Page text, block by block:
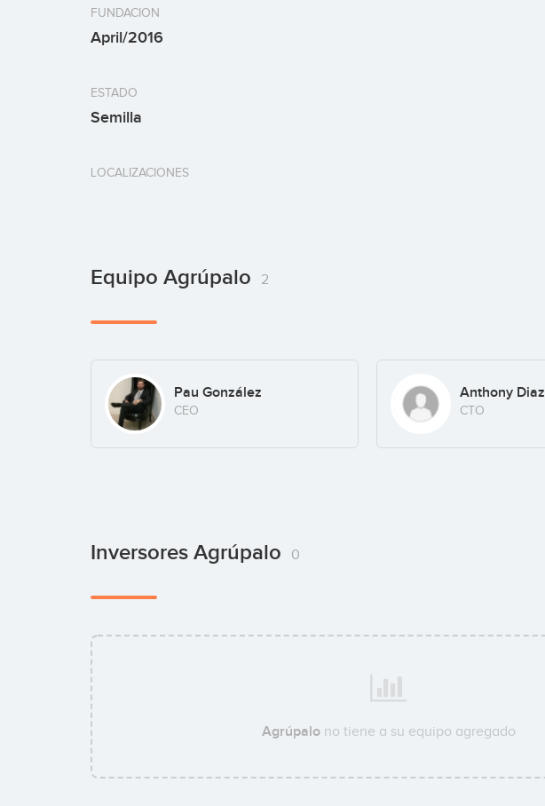
FUNDACION
April/2016
ESTADO
Semilla
LOCALIZACIONES
Equipo Agrúpalo 2
Pau González
CEO
Anthony Diaz
CTO
Inversores Agrúpalo 0
Agrúpalono tiene a su equipo agregado